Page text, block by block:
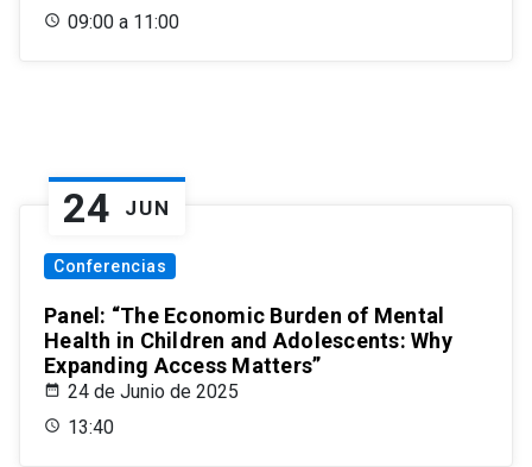
09:00 a 11:00
24 JUN
Conferencias
Panel: “The Economic Burden of Mental
Health in Children and Adolescents: Why
Expanding Access Matters”
24 de Junio de 2025
13:40